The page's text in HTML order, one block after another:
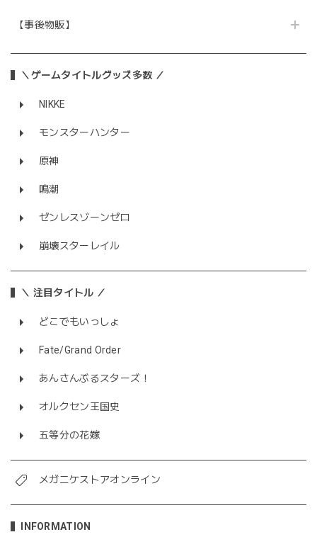
【事後物販】
＼ゲームタイトルグッズ多数 ／
NIKKE
モンスターハンター
原神
鳴潮
ゼンレスゾーンゼロ
崩壊スターレイル
＼ 注目タイトル ／
どこでもいっしょ
Fate/Grand Order
あんさんぶるスターズ！
オルクセン王国史
五等分の花嫁
メガニケストアオンライン
INFORMATION